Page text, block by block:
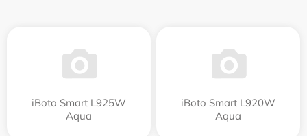
iBoto Smart L925W
Aqua
iBoto Smart L920W
Aqua